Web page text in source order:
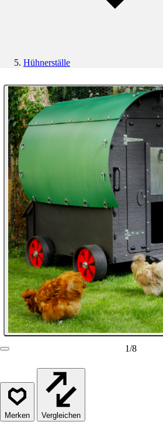
Hühnerställe
1/8
Vergleichen